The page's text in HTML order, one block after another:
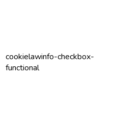
cookielawinfo-checkbox-
functional